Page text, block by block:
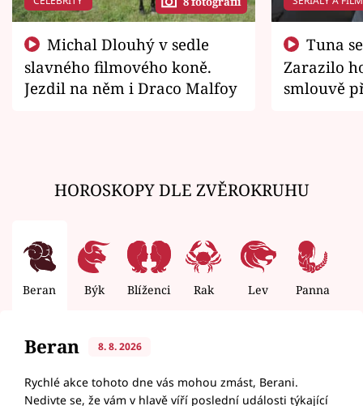
slavného filmového koně.
Jezdil na něm i Draco Malfoy
Zarazilo
smlouvě
HOROSKOPY DLE ZVĚROKRUHU
Beran Býk Blíženci Rak Lev Panna
Beran 8. 8. 2026
Rychlé akce tohoto dne vás mohou zmást, Berani.
Nedivte se, že vám v hlavě víří poslední události týkající